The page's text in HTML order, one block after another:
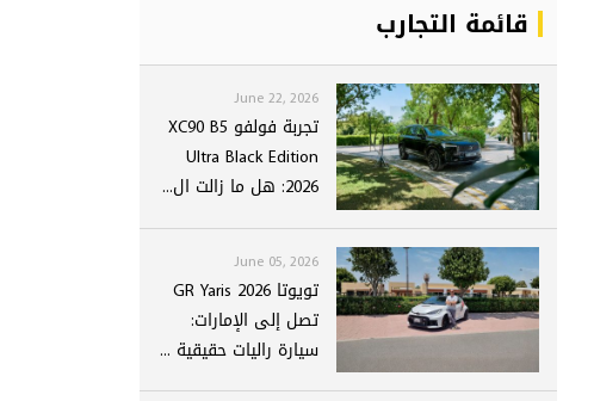
قائمة التجارب
June 22, 2026
تجربة فولفو XC90 B5
Ultra Black Edition
2026: هل ما زالت ال...
June 05, 2026
تويوتا GR Yaris 2026
تصل إلى الإمارات:
سيارة راليات حقيقية ...